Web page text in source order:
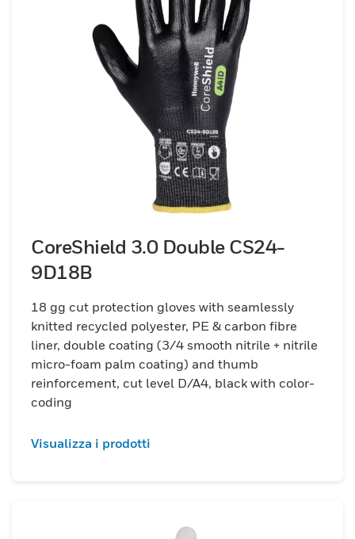
CoreShield 3.0 Double CS24-
9D18B
18 gg cut protection gloves with seamlessly
knitted recycled polyester, PE & carbon fibre
liner, double coating (3/4 smooth nitrile + nitrile
micro-foam palm coating) and thumb
reinforcement, cut level D/A4, black with color-
coding
Visualizza i prodotti